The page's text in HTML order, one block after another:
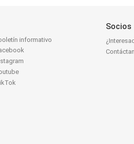
informativo
Socios